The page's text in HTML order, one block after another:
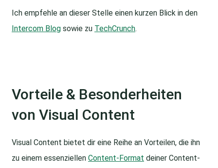
Ich empfehle an dieser Stelle einen kurzen Blick in den
Intercom Blog sowie zu TechCrunch.
Vorteile & Besonderheiten
von Visual Content
Visual Content bietet dir eine Reihe an Vorteilen, die ihn
zu einem essenziellen Content-Format deiner Content-